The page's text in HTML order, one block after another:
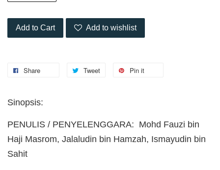
Add to Cart Add to wishlist
Share Tweet Pin it
Sinopsis:
PENULIS / PENYELENGGARA: Mohd Fauzi bin
Haji Masrom, Jalaludin bin Hamzah, Ismayudin bin
Sahit